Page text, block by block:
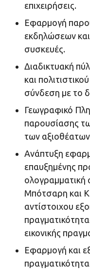
επιχειρήσεις.
Εφαρμογή
εκδηλώσεων
συσκευές.
Διαδικτυακή
και
σύνδεση με το
Γεωγραφικό
παρουσίασης
των
Ανάπτυξη
επαυξημένης
Μπότσαρη και
αντίστοιχου
εικονικής
Εφαρμογή και